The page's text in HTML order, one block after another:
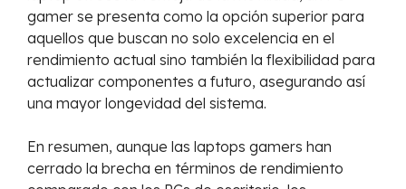
gamer se presenta como la opción superior para
aquellos que buscan no solo excelencia en el
rendimiento actual sino también la flexibilidad para
actualizar componentes a futuro, asegurando así
una mayor longevidad del sistema.
En resumen, aunque las laptops gamers han
cerrado la brecha en términos de rendimiento